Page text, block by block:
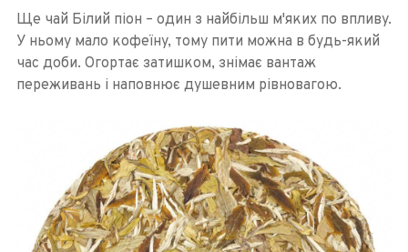
Ще чай Білий піон – один з найбільш м'яких по впливу.
У ньому мало кофеїну, тому пити можна в будь-який
час доби. Огортає затишком, знімає вантаж
переживань і наповнює душевним рівновагою.